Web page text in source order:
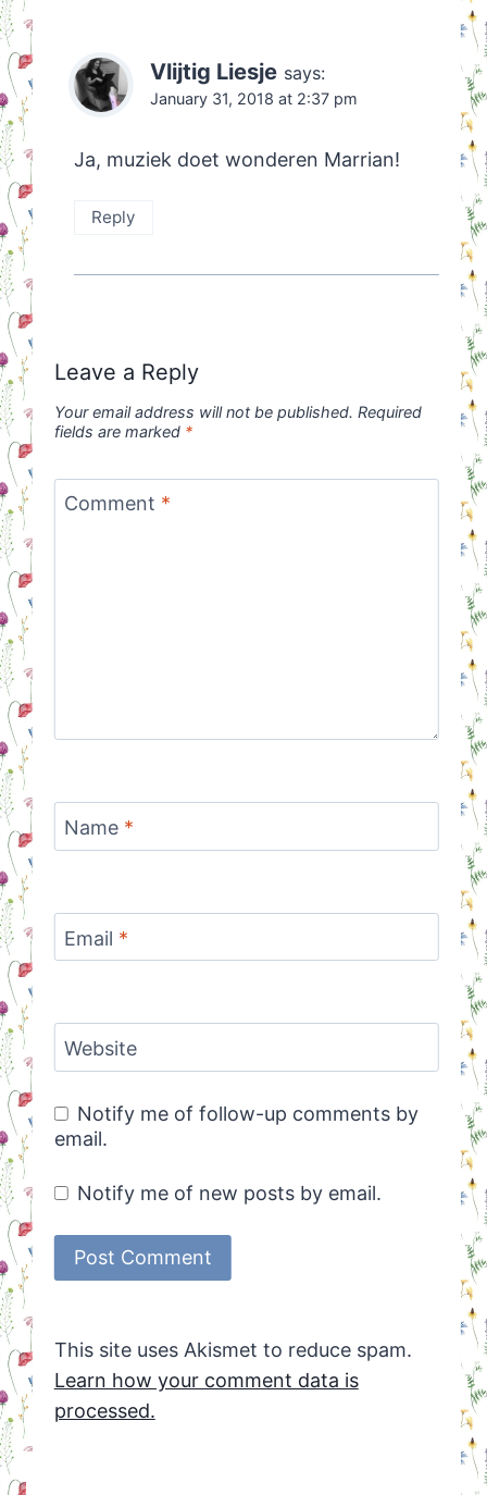
Vlijtig Liesje says:
January 31, 2018 at 2:37 pm
Ja, muziek doet wonderen Marrian!
Reply
Leave a Reply
Your email address will not be published. Required
fields are marked *
Comment *
Name *
Email *
Website
Notify me of follow-up comments by
email.
Notify me of new posts by email.
This site uses Akismet to reduce spam.
Learn how your comment data is
processed.